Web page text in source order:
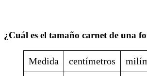
¿Cuál es el tamaño carnet de una
Medida centímetros